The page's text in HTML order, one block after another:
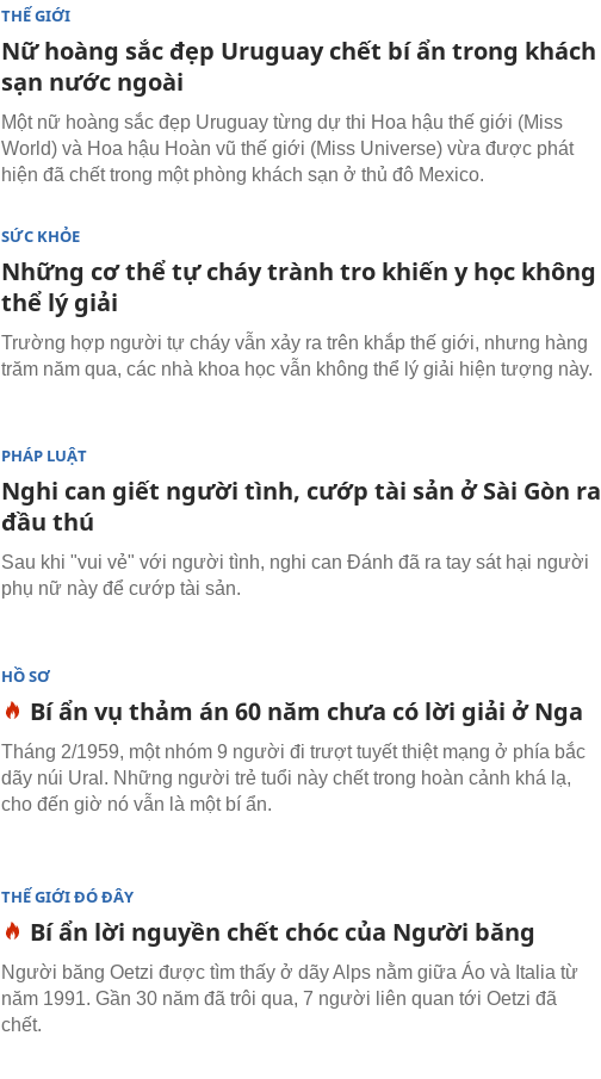
THẾ GIỚI
Nữ hoàng sắc đẹp Uruguay chết bí ẩn trong khách
sạn nước ngoài
Một nữ hoàng sắc đẹp Uruguay từng dự thi Hoa hậu thế giới (Miss
World) và Hoa hậu Hoàn vũ thế giới (Miss Universe) vừa được phát
hiện đã chết trong một phòng khách sạn ở thủ đô Mexico.
SỨC KHỎE
Những cơ thể tự cháy trành tro khiến y học không
thể lý giải
Trường hợp người tự cháy vẫn xảy ra trên khắp thế giới, nhưng hàng
trăm năm qua, các nhà khoa học vẫn không thể lý giải hiện tượng này.
PHÁP LUẬT
Nghi can giết người tình, cướp tài sản ở Sài Gòn ra
đầu thú
Sau khi "vui vẻ" với người tình, nghi can Đánh đã ra tay sát hại người
phụ nữ này để cướp tài sản.
HỒ SƠ
Bí ẩn vụ thảm án 60 năm chưa có lời giải ở Nga
Tháng 2/1959, một nhóm 9 người đi trượt tuyết thiệt mạng ở phía bắc
dãy núi Ural. Những người trẻ tuổi này chết trong hoàn cảnh khá lạ,
cho đến giờ nó vẫn là một bí ẩn.
THẾ GIỚI ĐÓ ĐÂY
Bí ẩn lời nguyền chết chóc của Người băng
Người băng Oetzi được tìm thấy ở dãy Alps nằm giữa Áo và Italia từ
năm 1991. Gần 30 năm đã trôi qua, 7 người liên quan tới Oetzi đã
chết.